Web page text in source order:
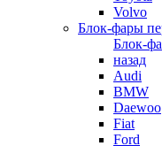
Volvo
Блок-фары
Блок-
назад
Audi
BMW
Daewoo
Fiat
Ford